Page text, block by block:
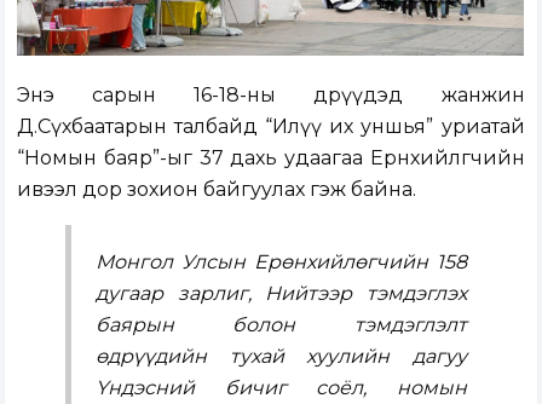
Энэ сарын 16-18-ны өдрүүдэд жанжин
Д.Сүхбаатарын талбайд “Илүү их уншья” уриатай
“Номын баяр”-ыг 37 дахь удаагаа Ерөнхийлөгчийн
ивээл дор зохион байгуулах гэж байна.
Монгол Улсын Ерөнхийлөгчийн 158
дугаар зарлиг, Нийтээр тэмдэглэх
баярын болон тэмдэглэлт
өдрүүдийн тухай хуулийн дагуу
Үндэсний бичиг соёл, номын